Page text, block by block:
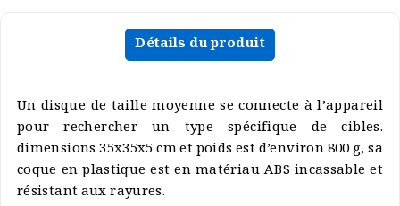
Détails du produit
Un disque de taille moyenne se connecte à l’appareil
pour rechercher un type spécifique de cibles.
dimensions 35x35x5 cm et poids est d’environ 800 g, sa
coque en plastique est en matériau ABS incassable et
résistant aux rayures.